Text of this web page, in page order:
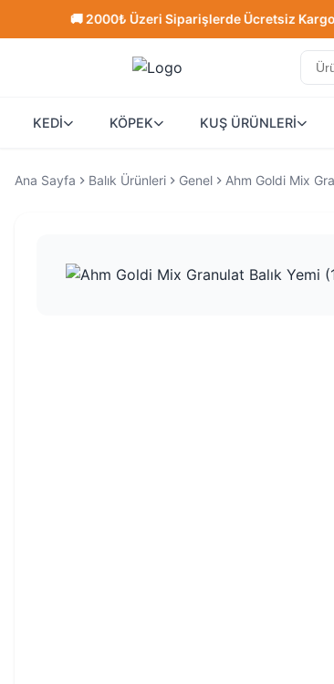
🚚 2000₺ Üzeri Siparişlerde Ücretsiz Kargo!
KEDİ KÖPEK KUŞ ÜRÜNLERİ
Ana Sayfa Balık Ürünleri Genel Ahm Goldi Mix